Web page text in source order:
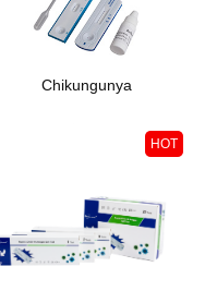
Chikungunya
HOT